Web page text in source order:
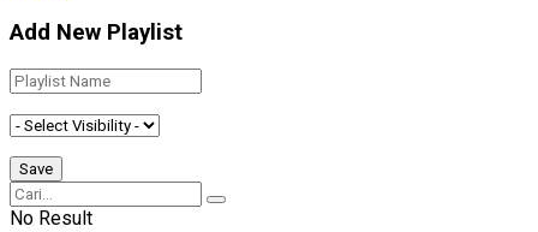
Add New Playlist
No Result